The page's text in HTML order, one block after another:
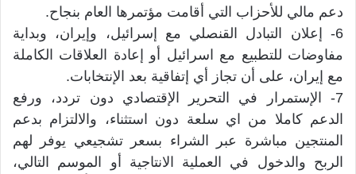
دعم مالي للأحزاب التي أقامت مؤتمرها العام بنجاح.
6- إعلان التبادل القنصلي مع إسرائيل، وإيران، وبداية
مفاوضات للتطبيع مع اسرائيل أو إعادة العلاقات الكاملة
مع إيران، على أن تجاز أي إتفاقية بعد الإنتخابات.
7- الإستمرار في التحرير الإقتصادي دون تردد، ورفع
الدعم كاملا من اي سلعة دون استثناء، والالتزام بدعم
المنتجين مباشرة عبر الشراء بسعر تشجيعي يوفر لهم
الربح والدخول في العملية الانتاجية أو الموسم التالي،